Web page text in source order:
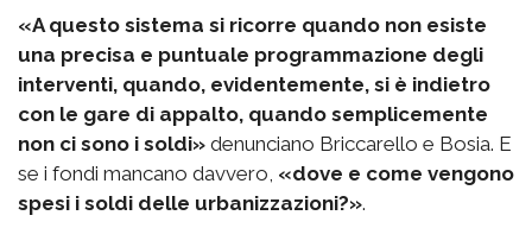
«A questo sistema si ricorre quando non esiste
una precisa e puntuale programmazione degli
interventi, quando, evidentemente, si è indietro
con le gare di appalto, quando semplicemente
non ci sono i soldi» denunciano Briccarello e Bosia. E
se i fondi mancano davvero, «dove e come vengono
spesi i soldi delle urbanizzazioni?».